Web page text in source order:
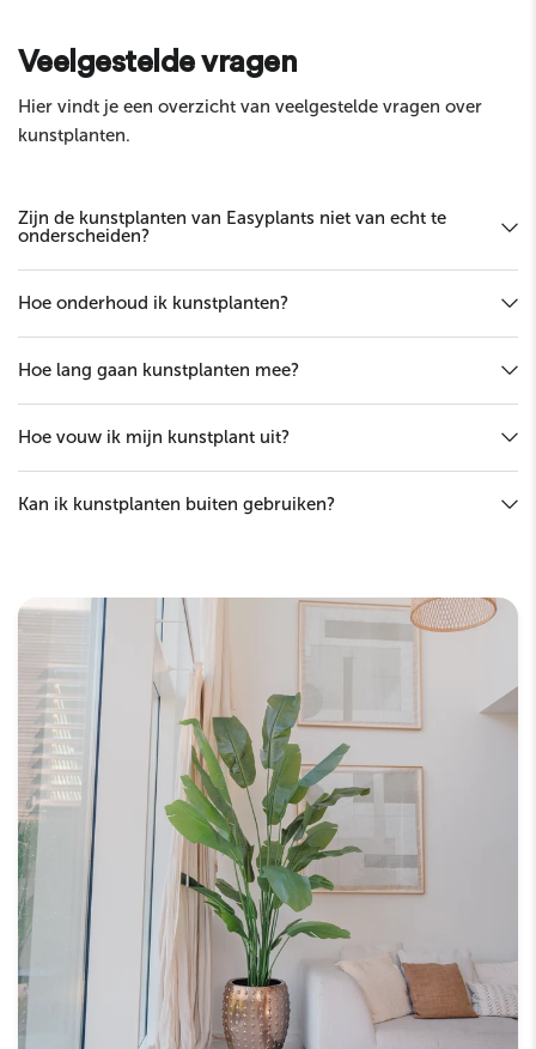
Veelgestelde vragen
Hier vindt je een overzicht van veelgestelde vragen over
kunstplanten.
Zijn de kunstplanten van Easyplants niet van echt te
onderscheiden?
Hoe onderhoud ik kunstplanten?
Hoe lang gaan kunstplanten mee?
Hoe vouw ik mijn kunstplant uit?
Kan ik kunstplanten buiten gebruiken?